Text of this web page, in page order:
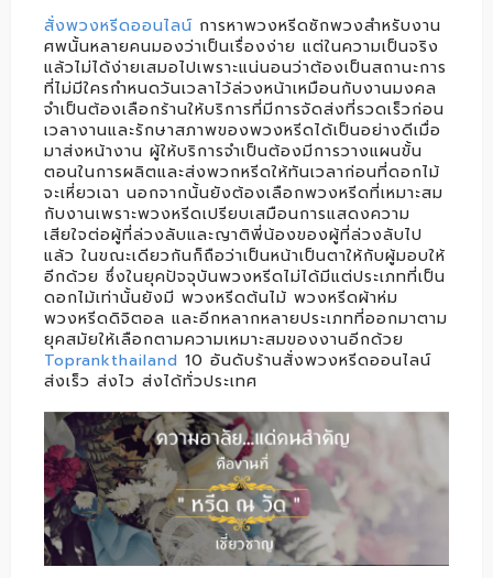
สั่งพวงหรีดออนไลน์ การหาพวงหรีดซักพวงสำหรับงาน
ศพนั้นหลายคนมองว่าเป็นเรื่องง่าย แต่ในความเป็นจริง
แล้วไม่ได้ง่ายเสมอไปเพราะแน่นอนว่าต้องเป็นสถานะการ
ที่ไม่มีใครกำหนดวันเวลาไว้ล่วงหน้าเหมือนกับงานมงคล
จำเป็นต้องเลือกร้านให้บริการที่มีการจัดส่งที่รวดเร็วก่อน
เวลางานและรักษาสภาพของพวงหรีดได้เป็นอย่างดีเมื่อ
มาส่งหน้างาน ผู้ให้บริการจำเป็นต้องมีการวางแผนขั้น
ตอนในการผลิตและส่งพวกหรีดให้ทันเวลาก่อนที่ดอกไม้
จะเหี่ยวเฉา นอกจากนั้นยังต้องเลือกพวงหรีดที่เหมาะสม
กับงานเพราะพวงหรีดเปรียบเสมือนการแสดงความ
เสียใจต่อผู้ที่ล่วงลับและญาติพี่น้องของผู้ที่ล่วงลับไป
แล้ว ในขณะเดียวกันก็ถือว่าเป็นหน้าเป็นตาให้กับผู้มอบให้
อีกด้วย ซึ่งในยุคปัจจุบันพวงหรีดไม่ได้มีแต่ประเภทที่เป็น
ดอกไม้เท่านั้นยังมี พวงหรีดต้นไม้ พวงหรีดผ้าห่ม
พวงหรีดดิจิตอล และอีกหลากหลายประเภทที่ออกมาตาม
ยุคสมัยให้เลือกตามความเหมาะสมของงานอีกด้วย
Toprankthailand 10 อันดับร้านสั่งพวงหรีดออนไลน์
ส่งเร็ว ส่งไว ส่งได้ทั่วประเทศ